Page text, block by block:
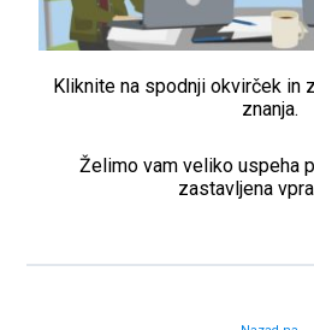
Kliknite na spodnji okvirček in
znanja.
Želimo vam veliko uspeha
zastavljena